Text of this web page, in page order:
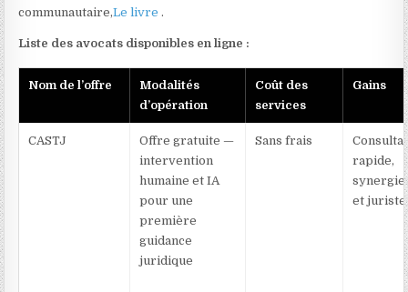
communautaire,Le livre .
Liste des avocats disponibles en ligne :
Nom de l’offre
Modalités
d’opération
Coût des
services
Gains
CASTJ
Offre gratuite —
intervention
humaine et IA
pour une
première
guidance
juridique
Sans frais
rapide,
synergie
et juriste